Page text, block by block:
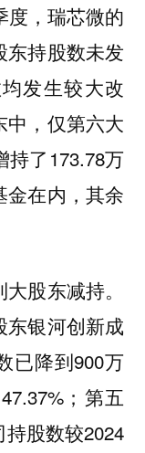
度，瑞芯微的
东持股数未发
发生较大改
中，仅第六大
持了173.78万
金在内，其余
股东减持。
东银河创新成
已降到900万
；第五
股数较2024